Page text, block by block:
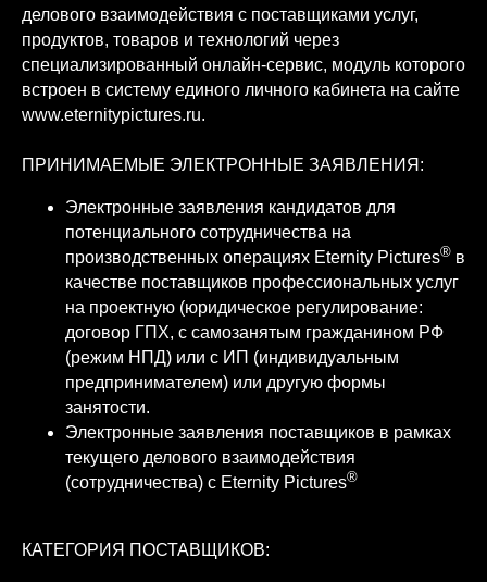
делового взаимодействия с поставщиками услуг,
продуктов, товаров и технологий через
специализированный онлайн-сервис, модуль которого
встроен в систему единого личного кабинета на сайте
www.eternitypictures.ru.
ПРИНИМАЕМЫЕ ЭЛЕКТРОННЫЕ ЗАЯВЛЕНИЯ:
Электронные заявления кандидатов для
потенциального сотрудничества на
производственных операциях Eternity Pictures® в
качестве поставщиков профессиональных услуг
на проектную (юридическое регулирование:
договор ГПХ, с самозанятым гражданином РФ
(режим НПД) или с ИП (индивидуальным
предпринимателем) или другую формы
занятости.
Электронные заявления поставщиков в рамках
текущего делового взаимодействия
(сотрудничества) с Eternity Pictures®
КАТЕГОРИЯ ПОСТАВЩИКОВ: